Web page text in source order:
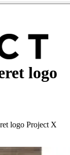
logo
logo Project X